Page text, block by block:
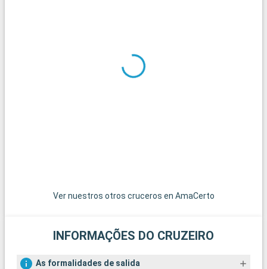
Ver nuestros otros cruceros en AmaCerto
INFORMAÇÕES DO CRUZEIRO
As formalidades de salida